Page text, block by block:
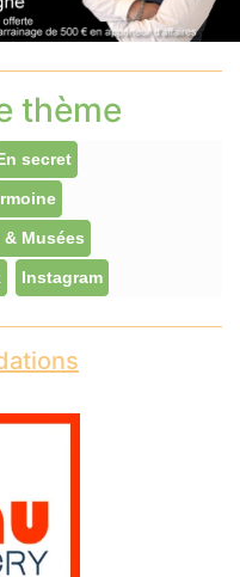
thème
secret
Musées
Instagram